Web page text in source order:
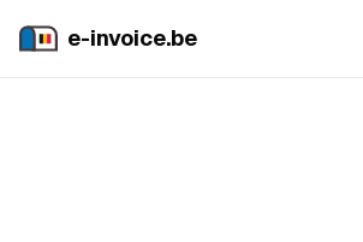
e-invoice.be